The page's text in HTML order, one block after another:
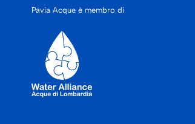
Pavia Acque è membro di